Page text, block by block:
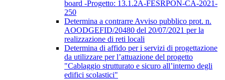
board -Progetto: 13.1.2A-FESRPON-CA-2021-
250
Determina a contrarre Avviso pubblico prot. n.
AOODGEFID/20480 del 20/07/2021 per la
realizzazione di reti locali
Determina di affido per i servizi di progettazione
da utilizzare per l’attuazione del progetto
"Cablaggio strutturato e sicuro all’interno degli
edifici scolastici"